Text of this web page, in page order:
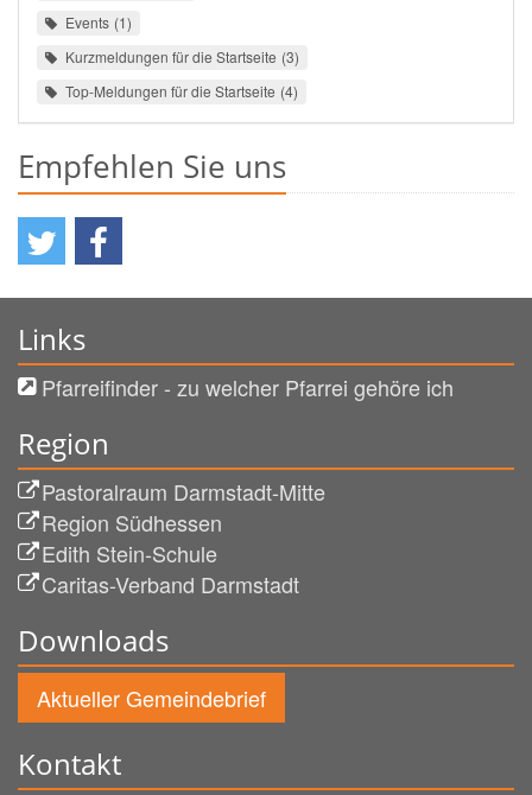
Events 1
Kurzmeldungen für die Startseite 3
Top-Meldungen für die Startseite 4
Empfehlen Sie uns
Links
Pfarreifinder - zu welcher Pfarrei gehöre ich
Region
Pastoralraum Darmstadt-Mitte
Region Südhessen
Edith Stein-Schule
Caritas-Verband Darmstadt
Downloads
Aktueller Gemeindebrief
Kontakt